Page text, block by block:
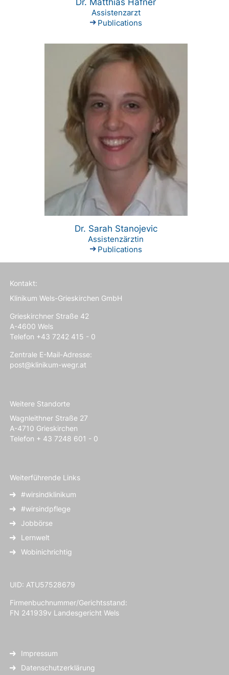
Dr. Matthias Hafner
Assistenzarzt
Publications
Dr. Sarah Stanojevic
Assistenzärztin
Publications
Kontakt:
Klinikum Wels-Grieskirchen GmbH
Grieskirchner Straße 42
A-4600 Wels
Telefon +43 7242 415 - 0
Zentrale E-Mail-Adresse:
post@klinikum-wegr.at
Weitere Standorte
Wagnleithner Straße 27
A-4710 Grieskirchen
Telefon + 43 7248 601 - 0
Weiterführende Links
#wirsindklinikum
#wirsindpflege
Jobbörse
Lernwelt
Wobinichrichtig
UID: ATU57528679
Firmenbuchnummer/Gerichtsstand:
FN 241939v Landesgericht Wels
Impressum
Datenschutzerklärung